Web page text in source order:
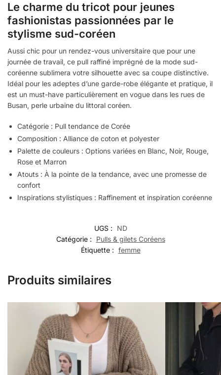
Le charme du tricot pour jeunes
fashionistas passionnées par le
stylisme sud-coréen
Aussi chic pour un rendez-vous universitaire que pour une
journée de travail, ce pull raffiné imprégné de la mode sud-
coréenne sublimera votre silhouette avec sa coupe distinctive.
Idéal pour les adeptes d’une garde-robe élégante et pratique, il
est un must-have particulièrement en vogue dans les rues de
Busan, perle urbaine du littoral coréen.
Catégorie : Pull tendance de Corée
Composition : Alliance de coton et polyester
Palette de couleurs : Options variées en Blanc, Noir, Rouge,
Rose et Marron
Atouts : À la pointe de la tendance, avec une promesse de
confort
Inspirations stylistiques : Raffinement et inspiration coréenne
UGS :
ND
Catégorie :
Pulls & gilets Coréens
Étiquette : femme
Produits similaires